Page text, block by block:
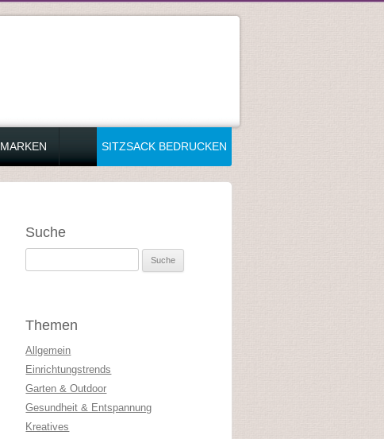
MARKEN SITZSACK BEDRUCKEN
Suche
Themen
Allgemein
Einrichtungstrends
Garten & Outdoor
Gesundheit & Entspannung
Kreatives